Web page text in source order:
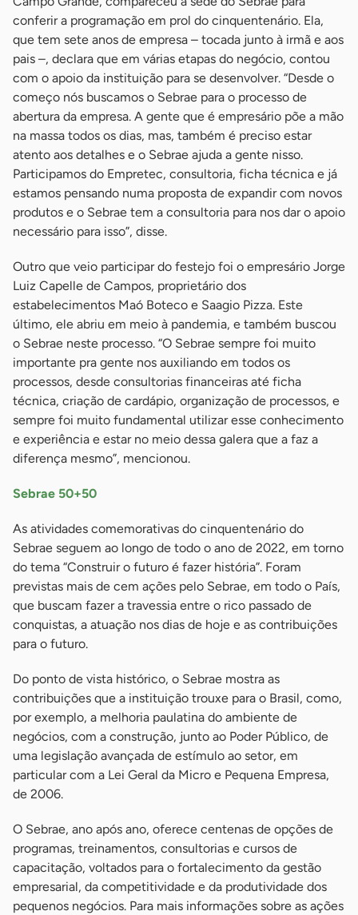
conferir a programação em prol do cinquentenário. Ela,
que tem sete anos de empresa – tocada junto à irmã e aos
pais –, declara que em várias etapas do negócio, contou
com o apoio da instituição para se desenvolver. “Desde o
começo nós buscamos o Sebrae para o processo de
abertura da empresa. A gente que é empresário põe a mão
na massa todos os dias, mas, também é preciso estar
atento aos detalhes e o Sebrae ajuda a gente nisso.
Participamos do Empretec, consultoria, ficha técnica e já
estamos pensando numa proposta de expandir com novos
produtos e o Sebrae tem a consultoria para nos dar o apoio
necessário para isso”, disse.
Outro que veio participar do festejo foi o empresário Jorge
Luiz Capelle de Campos, proprietário dos
estabelecimentos Maó Boteco e Saagio Pizza. Este
último, ele abriu em meio à pandemia, e também buscou
o Sebrae neste processo. “O Sebrae sempre foi muito
importante pra gente nos auxiliando em todos os
processos, desde consultorias financeiras até ficha
técnica, criação de cardápio, organização de processos, e
sempre foi muito fundamental utilizar esse conhecimento
e experiência e estar no meio dessa galera que a faz a
diferença mesmo”, mencionou.
Sebrae 50+50
As atividades comemorativas do cinquentenário do
Sebrae seguem ao longo de todo o ano de 2022, em torno
do tema “Construir o futuro é fazer história”. Foram
previstas mais de cem ações pelo Sebrae, em todo o País,
que buscam fazer a travessia entre o rico passado de
conquistas, a atuação nos dias de hoje e as contribuições
para o futuro.
Do ponto de vista histórico, o Sebrae mostra as
contribuições que a instituição trouxe para o Brasil, como,
por exemplo, a melhoria paulatina do ambiente de
negócios, com a construção, junto ao Poder Público, de
uma legislação avançada de estímulo ao setor, em
particular com a Lei Geral da Micro e Pequena Empresa,
de 2006.
O Sebrae, ano após ano, oferece centenas de opções de
programas, treinamentos, consultorias e cursos de
capacitação, voltados para o fortalecimento da gestão
empresarial, da competitividade e da produtividade dos
pequenos negócios. Para mais informações sobre as ações